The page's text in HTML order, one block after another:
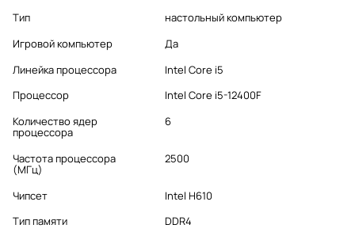
Тип
настольный компьютер
Игровой компьютер
Да
Линейка процессора
Intel Core i5
Процессор
Intel Core i5-12400F
Количество ядер
процессора
6
Частота процессора
(МГц)
2500
Чипсет
Intel H610
Тип памяти
DDR4